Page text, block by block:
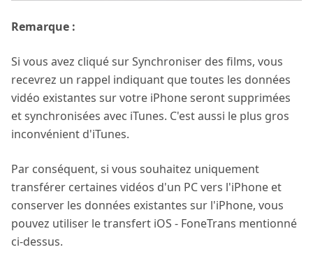
Remarque :
Si vous avez cliqué sur Synchroniser des films, vous
recevrez un rappel indiquant que toutes les données
vidéo existantes sur votre iPhone seront supprimées
et synchronisées avec iTunes. C'est aussi le plus gros
inconvénient d'iTunes.
Par conséquent, si vous souhaitez uniquement
transférer certaines vidéos d'un PC vers l'iPhone et
conserver les données existantes sur l'iPhone, vous
pouvez utiliser le transfert iOS - FoneTrans mentionné
ci-dessus.